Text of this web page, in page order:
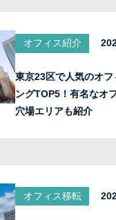
オフィス紹介
東京23区で人気のオフ
ングTOP5！有名なオ
穴場エリアも紹介
オフィス移転